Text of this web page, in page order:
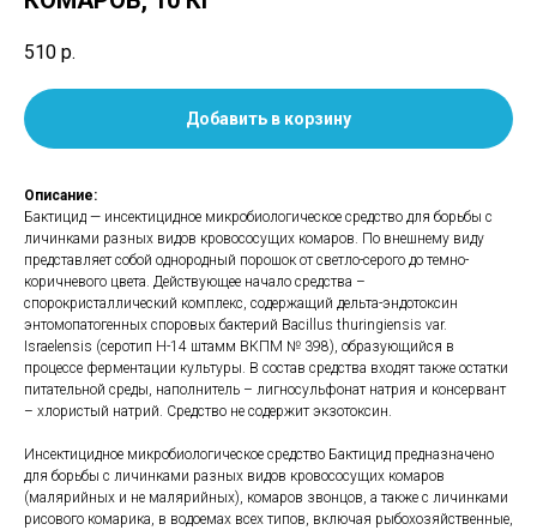
510 р.
Добавить в корзину
Описание:
Бактицид — инсектицидное микробиологическое средство для борьбы с
личинками разных видов кровососущих комаров. По внешнему виду
представляет собой однородный порошок от светло-серого до темно-
коричневого цвета. Действующее начало средства –
спорокристаллический комплекс, содержащий дельта-эндотоксин
энтомопатогенных споровых бактерий Bacillus thuringiensis var.
Israelensis (серотип H-14 штамм ВКПМ № 398), образующийся в
процессе ферментации культуры. В состав средства входят также остатки
питательной среды, наполнитель – лигносульфонат натрия и консервант
– хлористый натрий. Средство не содержит экзотоксин.
Инсектицидное микробиологическое средство Бактицид предназначено
для борьбы с личинками разных видов кровососущих комаров
(малярийных и не малярийных), комаров звонцов, а также с личинками
рисового комарика, в водоемах всех типов, включая рыбохозяйственные,